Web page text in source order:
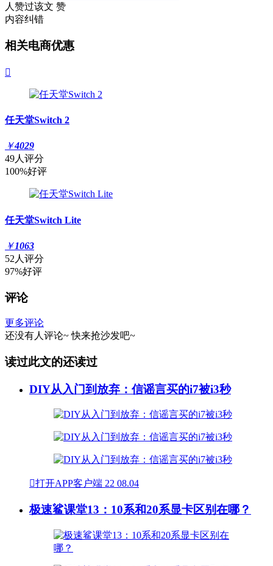
人赞过该文 赞
内容纠错
相关电商优惠

任天堂Switch 2
￥4029
49人评分
100%好评
任天堂Switch Lite
￥1063
52人评分
97%好评
评论
更多评论
还没有人评论~ 快来抢沙发吧~
读过此文的还读过
DIY从入门到放弃：信谣言买的i7被i3秒
打开APP客户端 22 08.04
极速鲨课堂13：10系和20系显卡区别在哪？